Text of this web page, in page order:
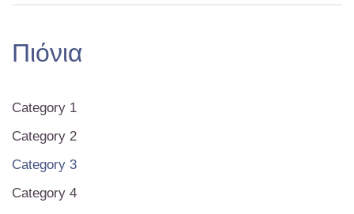
Πιόνια
Category 1
Category 2
Category 3
Category 4